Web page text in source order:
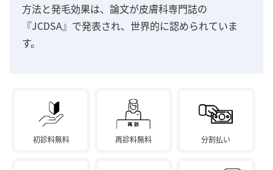
方法と発毛効果は、論文が皮膚科専門誌の
『JCDSA』で発表され、世界的に認められていま
す。
初診料無料 再診料無料 分割払い